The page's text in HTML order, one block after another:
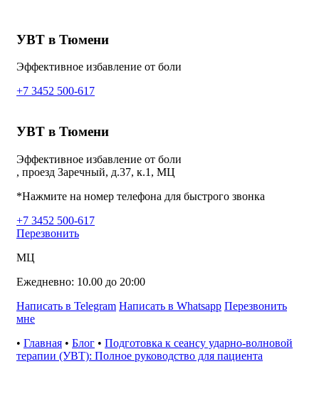
УВТ в Тюмени
Эффективное избавление от боли
+7 3452 500-617
УВТ в Тюмени
Эффективное избавление от боли
, проезд Заречный, д.37, к.1, МЦ
*Нажмите на номер телефона для быстрого звонка
+7 3452 500-617
Перезвонить
МЦ
Ежедневно: 10.00 до 20:00
Написать в Telegram Написать в Whatsapp Перезвонить
мне
• Главная • Блог • Подготовка к сеансу ударно-волновой
терапии (УВТ): Полное руководство для пациента